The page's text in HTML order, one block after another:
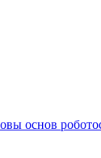
основ